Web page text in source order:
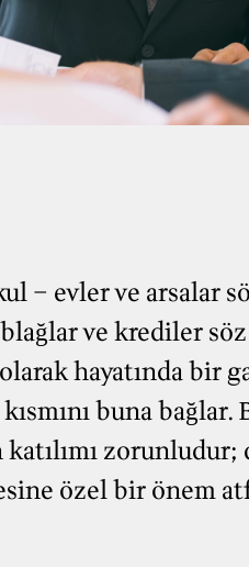
– evler ve arsalar
ve krediler
hayatında bir
buna
zorunludur;
özel bir önem